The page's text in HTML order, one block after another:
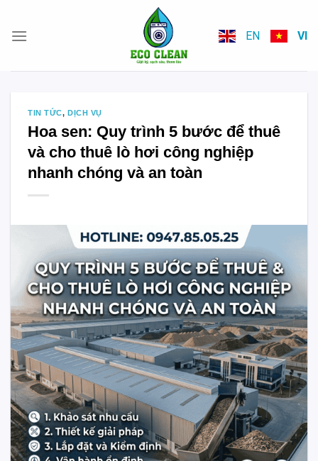
content
EN VI
TIN TỨC,DỊCH VỤ
Hoa sen: Quy trình 5 bước để thuê
và cho thuê lò hơi công nghiệp
nhanh chóng và an toàn